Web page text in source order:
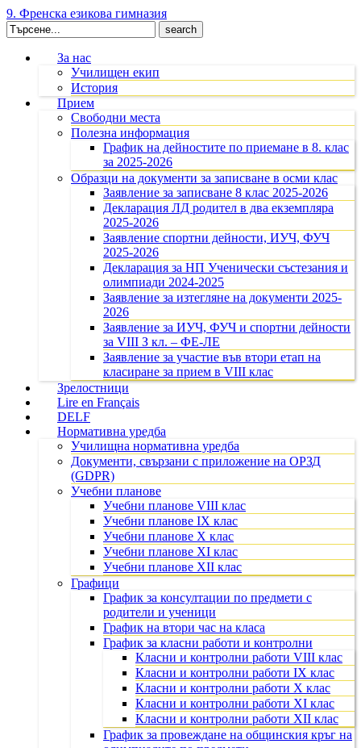
9. Френска езикова гимназия
Search
for:
За нас
Училищен екип
История
Прием
Свободни места
Полезна информация
График на дейностите по приемане в 8. клас
за 2025-2026
Образци на документи за записване в осми клас
Заявление за записване 8 клас 2025-2026
Декларация ЛД родител в два екземпляра
2025-2026
Заявление спортни дейности, ИУЧ, ФУЧ
2025-2026
Декларация за НП Ученически състезания и
олимпиади 2024-2025
Заявление за изтегляне на документи 2025-
2026
Заявление за ИУЧ, ФУЧ и спортни дейности
за VIII З кл. – ФЕ-ЛЕ
Заявление за участие във втори етап на
класиране за прием в VIII клас
Зрелостници
Lire en Français
DELF
Нормативна уредба
Училищна нормативна уредба
Документи, свързани с приложение на ОРЗД
(GDPR)
Учебни планове
Учебни планове VIII клас
Учебни планове IX клас
Учебни планове X клас
Учебни планове XI клас
Учебни планове XII клас
Графици
График за консултации по предмети с
родители и ученици
График на втори час на класа
График за класни работи и контролни
Класни и контролни работи VIII клас
Класни и контролни работи IX клас
Класни и контролни работи X клас
Класни и контролни работи XI клас
Класни и контролни работи XII клас
График за провеждане на общинския кръг на